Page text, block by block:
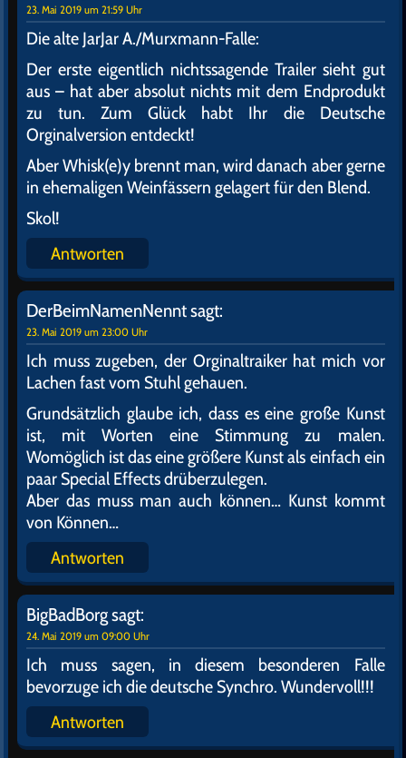
23. Mai 2019 um 21:59 Uhr
Die alte JarJar A./Murxmann-Falle:
Der erste eigentlich nichtssagende Trailer sieht gut
aus – hat aber absolut nichts mit dem Endprodukt
zu tun. Zum Glück habt Ihr die Deutsche
Orginalversion entdeckt!
Aber Whisk(e)y brennt man, wird danach aber gerne
in ehemaligen Weinfässern gelagert für den Blend.
Skol!
Antworten
DerBeimNamenNenntsagt:
23. Mai 2019 um 23:00 Uhr
Ich muss zugeben, der Orginaltraiker hat mich vor
Lachen fast vom Stuhl gehauen.
Grundsätzlich glaube ich, dass es eine große Kunst
ist, mit Worten eine Stimmung zu malen.
Womöglich ist das eine größere Kunst als einfach ein
paar Special Effects drüberzulegen.
Aber das muss man auch können… Kunst kommt
von Können…
Antworten
BigBadBorgsagt:
24. Mai 2019 um 09:00 Uhr
Ich muss sagen, in diesem besonderen Falle
bevorzuge ich die deutsche Synchro. Wundervoll!!!
Antworten